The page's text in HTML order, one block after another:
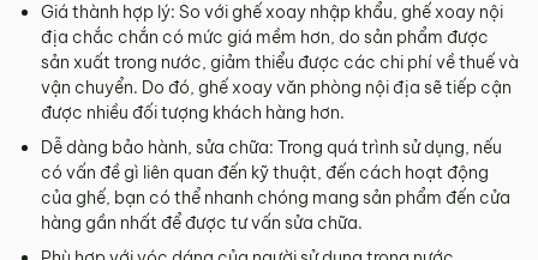
Giá thành hợp lý: So với ghế xoay nhập khẩu, ghế xoay nội
địa chắc chắn có mức giá mềm hơn, do sản phẩm được
sản xuất trong nước, giảm thiểu được các chi phí về thuế và
vận chuyển. Do đó, ghế xoay văn phòng nội địa sẽ tiếp cận
được nhiều đối tượng khách hàng hơn.
Dễ dàng bảo hành, sửa chữa: Trong quá trình sử dụng, nếu
có vấn đề gì liên quan đến kỹ thuật, đến cách hoạt động
của ghế, bạn có thể nhanh chóng mang sản phẩm đến cửa
hàng gần nhất để được tư vấn sửa chữa.